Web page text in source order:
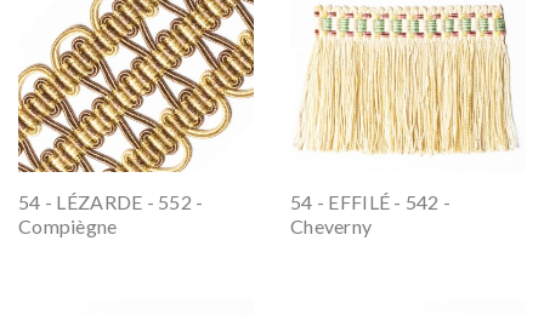
54 - LÉZARDE - 552 -
Compiègne
54 - EFFILÉ - 542 -
Cheverny